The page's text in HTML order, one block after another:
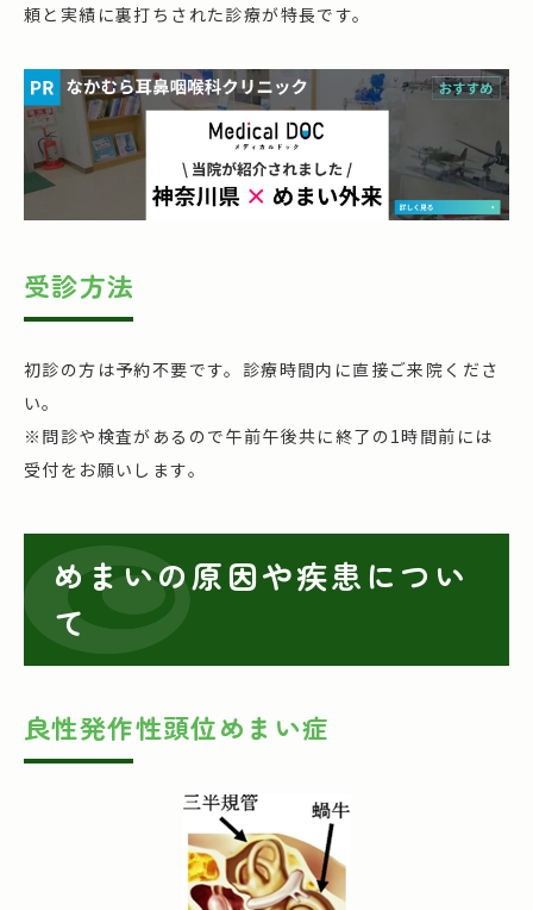
頼と実績に裏打ちされた診療が特長です。
受診方法
初診の方は予約不要です。診療時間内に直接ご来院くださ
い。
※問診や検査があるので午前午後共に終了の1時間前には
受付をお願いします。
めまいの原因や疾患につい
て
良性発作性頭位めまい症